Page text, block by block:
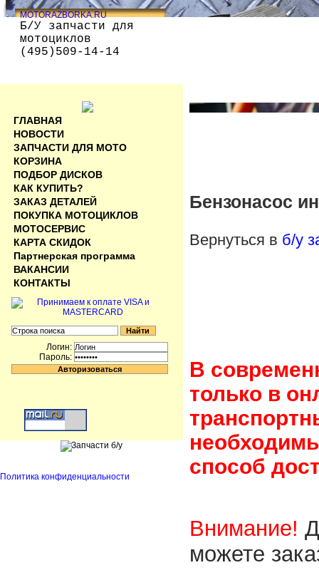
MOTORAZBORKA.RU
Б/У запчасти для
мотоциклов
(495)509-14-14
Бензонасос
Вернуться в б/у
В
только в
способ
Внимание!
можете
ГЛАВНАЯ
НОВОСТИ
ЗАПЧАСТИ ДЛЯ МОТО
КОРЗИНА
ПОДБОР ДИСКОВ
КАК КУПИТЬ?
ЗАКАЗ ДЕТАЛЕЙ
ПОКУПКА МОТОЦИКЛОВ
МОТОСЕРВИС
КАРТА СКИДОК
Партнерская программа
ВАКАНСИИ
КОНТАКТЫ
Логин:
Пароль:
Политика конфиденциальности